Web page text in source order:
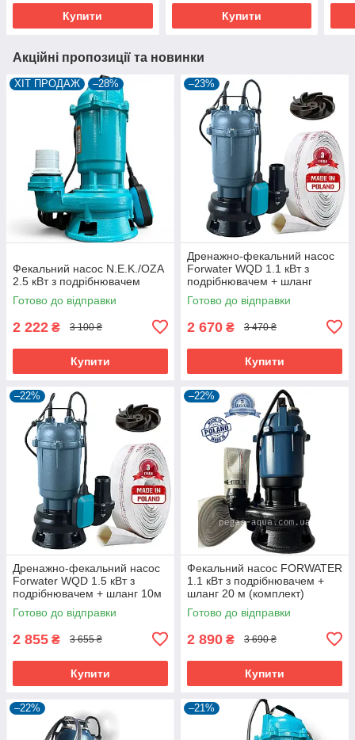
Купити Купити
Акційні пропозиції та новинки
ХІТ ПРОДАЖ –28%
Фекальний насос N.E.K./OZA
2.5 кВт з подрібнювачем
Готово до відправки
2 222 ₴ 3 100 ₴
Купити
–23%
Дренажно-фекальний насос
Forwater WQD 1.1 кВт з
подрібнювачем + шланг
10м(або20м)
Готово до відправки
2 670 ₴ 3 470 ₴
Купити
–22%
Дренажно-фекальний насос
Forwater WQD 1.5 кВт з
подрібнювачем + шланг 10м
(або 20м)
Готово до відправки
2 855 ₴ 3 655 ₴
Купити
–22%
Фекальний насос FORWATER
1.1 кВт з подрібнювачем +
шланг 20 м (комплект)
гарантія 3 роки
Готово до відправки
2 890 ₴ 3 690 ₴
Купити
–22% –21%